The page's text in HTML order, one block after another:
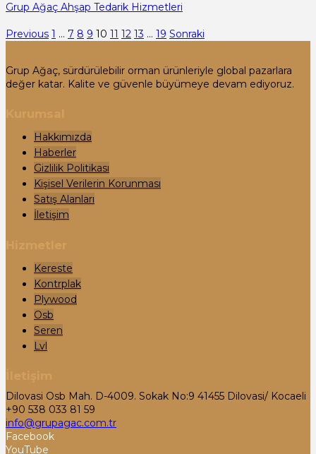
Grup Ağaç Ahşap Tedarik Hizmetleri
Previous 1 … 7 8 9 10 11 12 13 … 19 Sonraki
Grup Ağaç, sürdürülebilir orman ürünleriyle global pazarlara
değer katar. Kalite ve güvenle büyümeye devam ediyoruz.
Hakkımızda
Haberler
Gizlilik Politikası
Kişisel Verilerin Korunması
Satış Alanları
İletişim
Kereste
Kontrplak
Plywood
Osb
Seren
Lvl
Dilovasi Osb Mah. D-4009. Sokak No:9 41455 Dilovasi/ Kocaeli
+90 538 033 81 59
info@grupagac.com.tr
Facebook
YouTube